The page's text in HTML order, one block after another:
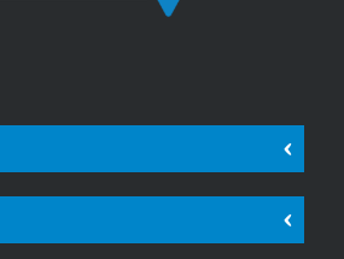
<
<